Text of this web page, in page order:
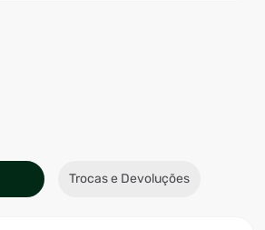
Trocas e Devoluções